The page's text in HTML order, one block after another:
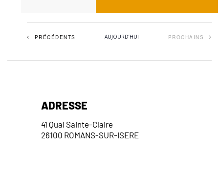
ÉVÈNEMENTS
PRÉCÉDENTS AUJOURD’HUI
PROCHAINS
ADRESSE
41 Quai Sainte-Claire
26100 ROMANS-SUR-ISERE